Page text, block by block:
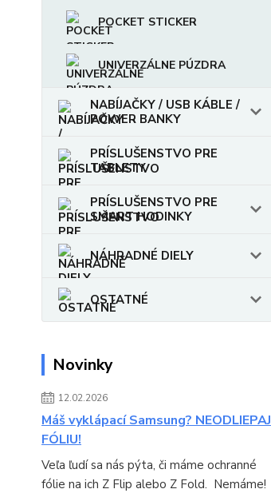
POCKET STICKER
UNIVERZÁLNE PÚZDRA
NABÍJAČKY / USB KÁBLE /
POWER BANKY
PRÍSLUŠENSTVO PRE
TABLETY
PRÍSLUŠENSTVO PRE
SMART HODINKY
NÁHRADNÉ DIELY
OSTATNÉ
Novinky
12.02.2026
Máš vyklápací Samsung? NEODLIEPAJ
FÓLIU!
Veľa ľudí sa nás pýta, či máme ochranné
fólie na ich Z Flip alebo Z Fold. Nemáme!